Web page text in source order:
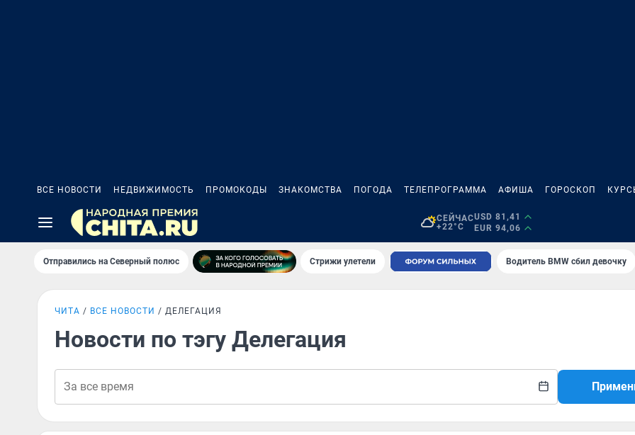
ВСЕ НОВОСТИ НЕДВИЖИМОСТЬ ПРОМОКОДЫ ЗНАКОМСТВА ПОГОДА ТЕЛЕПРОГРАММА АФИША ГОРОСКОП
СЕЙЧАС
+22°C
USD 81,41
EUR 94,06
Отправились на Северный полюс Стрижи улетели Водитель BMW сбил девочку
ЧИТА ВСЕ НОВОСТИ ДЕЛЕГАЦИЯ
Новости по тэгу Делегация